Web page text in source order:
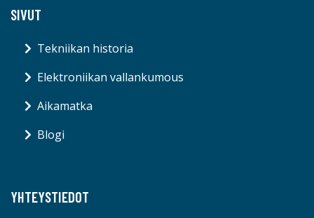
SIVUT
Tekniikan historia
Elektroniikan vallankumous
Aikamatka
Blogi
YHTEYSTIEDOT